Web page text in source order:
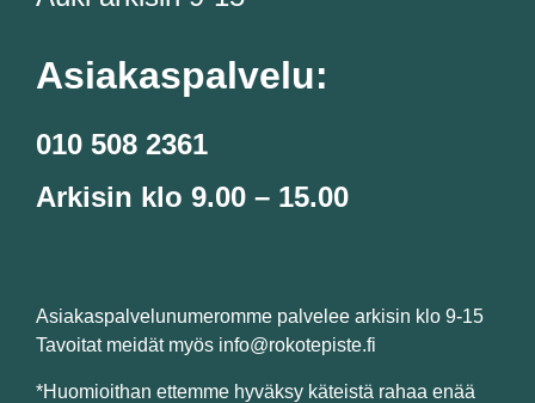
Asiakaspalvelu:
010 508 2361
Arkisin klo 9.00 – 15.00
Asiakaspalvelunumeromme palvelee arkisin klo 9-15
Tavoitat meidät myös info@rokotepiste.fi
*Huomioithan ettemme hyväksy käteistä rahaa enää